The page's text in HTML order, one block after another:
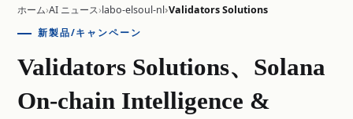
ホーム AI ニュース labo-elsoul-nl Validators Solutions
新製品/キャンペーン
Validators Solutions、Solana
On-chain Intelligence &